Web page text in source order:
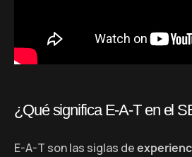
¿Qué significa E-A-T en el
E-A-T son las siglas de